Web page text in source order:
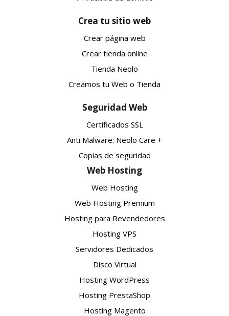
Crea tu sitio web
Crear página web
Crear tienda online
Tienda Neolo
Creamos tu Web o Tienda
Seguridad Web
Certificados SSL
Anti Malware: Neolo Care +
Copias de seguridad
Web Hosting
Web Hosting
Web Hosting Premium
Hosting para Revendedores
Hosting VPS
Servidores Dedicados
Disco Virtual
Hosting WordPress
Hosting PrestaShop
Hosting Magento